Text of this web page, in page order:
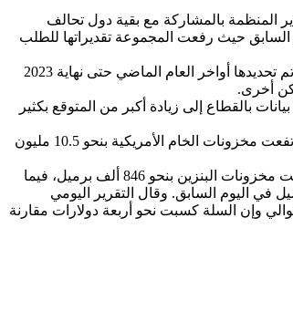
المنظمة بالمشاركة مع بقية دول تحالف
السابق حيث رفعت المجموعة تقديراتها للطلب
ونوهت إلى أن التوقعات تصب في مصلحة أن تكون الأسواق متوازنة على نطاق واسع هذا العام مشيرا إلى أن تحالف “أوبك+” يخطط للالتزام بحصص الإنتاج التي تم تحديدها أواخر العام الماضي حتى نهاية 2023
أخرى.
بالقطاع إلى زيادة أكبر من المتوقع بكثير
وهبطت العقود الآجلة لخام برنت 20 سنتا إلى 85.38 دولار للبرميل، فيما تراجعت العقود الآجلة لخام غرب تكساس الوسيط الأمريكي 19 سنتا إلى 78.87 دولار، وارتفعت مخزونات الخام الأمريكية بنحو 10.5 مليون
وهذه تعد زيادة أكبر بكثير من 1.2 مليون برميل توقعها تسعة محللين استطلعت “رويترز” آراءهم، ما يشير على الأرجح إلى انخفاض في الطلب على الوقود، وارتفعت مخزونات البنزين بنحو 846 ألف برميل، فيما
برميل. ومن جانب آخر، ارتفعت سلة خام أوبك وسجل سعرها 84.37 دولار للبرميل الثلاثاء مقابل 84.23 دولار للبرميل في اليوم السابق. وقال التقرير اليومي
حقق سادس ارتفاع له على التوالي وإن السلة كسبت نحو أربعة دولارات مقارنة